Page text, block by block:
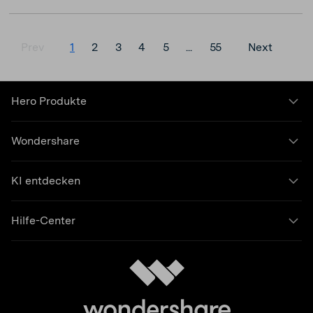
1 2 3 4 5 ... 55 Next
Hero Produkte
Wondershare
KI entdecken
Hilfe-Center